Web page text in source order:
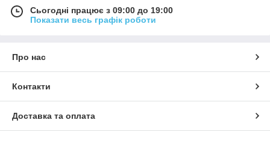
Сьогодні працює з 09:00 до 19:00
Показати весь графік роботи
Про нас
Контакти
Доставка та оплата